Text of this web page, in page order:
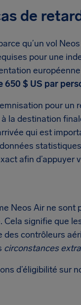
de
qu’un vol
pour une
650 $ US par
pour un
la destination
qui est
afin d’appuyer
Neos Air ne sont
signifie que
des contrôleurs
circonstances
d’éligibilité sur